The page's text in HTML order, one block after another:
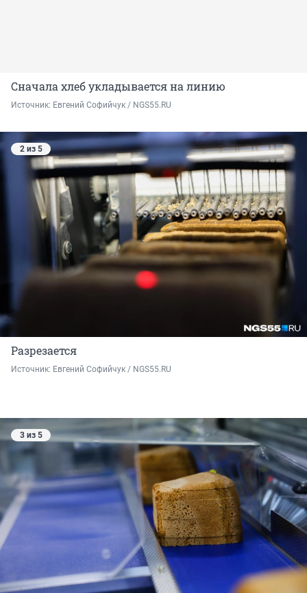
Сначала хлеб укладывается на линию
Источник: Евгений Софийчук / NGS55.RU
2 из 5
Разрезается
Источник: Евгений Софийчук / NGS55.RU
3 из 5